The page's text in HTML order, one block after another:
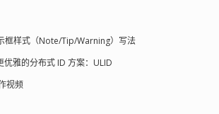
环境变量； 1.5
，但建议保
启使环境变量生
执行 javac -
框样式（Note/Tip/Warning）写法
雅的分布式 ID 方案：ULID
视频